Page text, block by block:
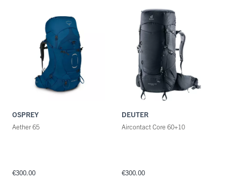
OSPREY
Aether 65
€300.00
DEUTER
Aircontact Core 60+10
€300.00